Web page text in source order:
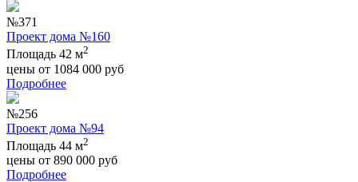
№371
Проект дома №160
Площадь 42 м2
цены от 1084 000 руб
Подробнее
№256
Проект дома №94
Площадь 44 м2
цены от 890 000 руб
Подробнее